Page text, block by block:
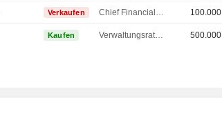
Verkaufen Chief Financial Officer (CFO) 100.000
Kaufen Verwaltungsratsmitglied 500.000